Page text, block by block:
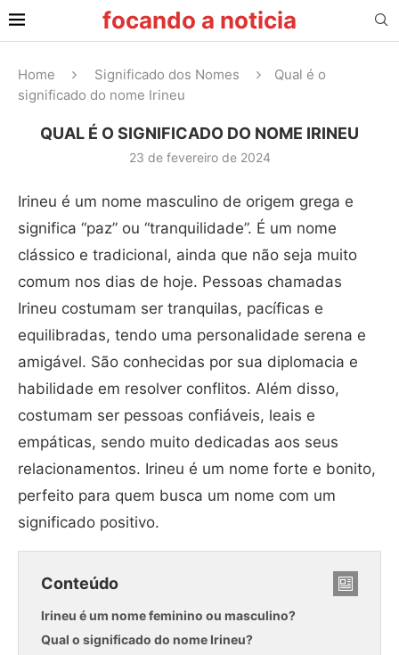
focando a noticia
Home Significado dos Nomes
Qual é o
significado do nome Irineu
QUAL É O SIGNIFICADO DO NOME IRINEU
23 de fevereiro de 2024
Irineu é um nome masculino de origem grega e
significa “paz” ou “tranquilidade”. É um nome
clássico e tradicional, ainda que não seja muito
comum nos dias de hoje. Pessoas chamadas
Irineu costumam ser tranquilas, pacíficas e
equilibradas, tendo uma personalidade serena e
amigável. São conhecidas por sua diplomacia e
habilidade em resolver conflitos. Além disso,
costumam ser pessoas confiáveis, leais e
empáticas, sendo muito dedicadas aos seus
relacionamentos. Irineu é um nome forte e bonito,
perfeito para quem busca um nome com um
significado positivo.
Conteúdo
Irineu é um nome feminino ou masculino?
Qual o significado do nome Irineu?